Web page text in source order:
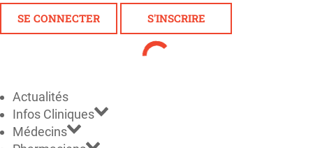
SE CONNECTER S'INSCRIRE
Actualités
Infos Cliniques
Médecins